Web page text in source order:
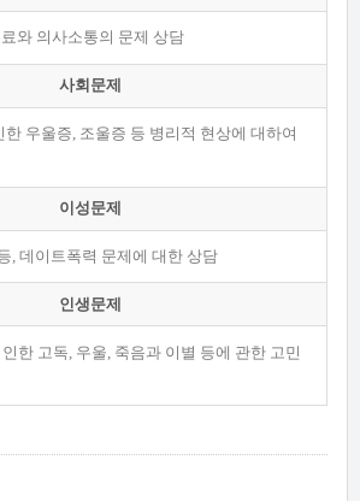
와 의사소통의 문제 상담
사회문제
우울증, 조울증 등 병리적 현상에 대하여
이성문제
, 데이트폭력 문제에 대한 상담
인생문제
한 고독, 우울, 죽음과 이별 등에 관한 고민